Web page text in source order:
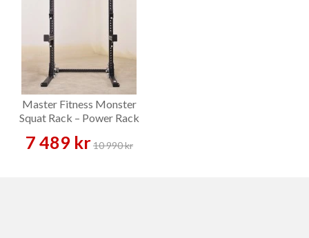
Master Fitness Monster
Squat Rack – Power Rack
7 489 kr10 990 kr